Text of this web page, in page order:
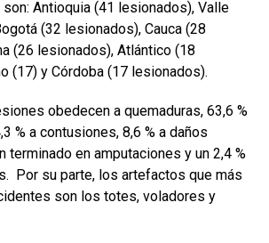
Antioquia (41 lesionados), Valle
(32 lesionados), Cauca (28
(26 lesionados), Atlántico (18
(17) y Córdoba (17 lesionados).
obedecen a quemaduras, 63,6 %
% a contusiones, 8,6 % a daños
terminado en amputaciones y un 2,4 %
Por su parte, los artefactos que más
son los totes, voladores y